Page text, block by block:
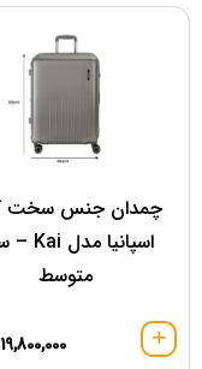
چمدان جنس سخت گابل
اسپانیا مدل Kai – سایز
متوسط
19,800,000 تومان